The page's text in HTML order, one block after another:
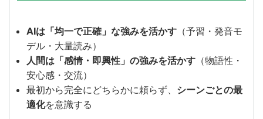
AIは「均一で正確」な強みを活かす （予習・発音モ
デル・大量読み）
人間は「感情・即興性」の強みを活かす （物語性・
安心感・交流）
最初から完全にどちらかに頼らず、 シーンごとの最
適化を意識する